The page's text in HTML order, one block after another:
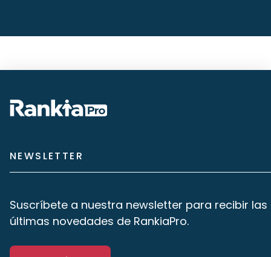
NEWSLETTER
Suscríbete a nuestra newsletter para recibir las
últimas novedades de RankiaPro.